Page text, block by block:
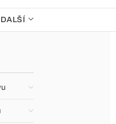
DALŠÍ